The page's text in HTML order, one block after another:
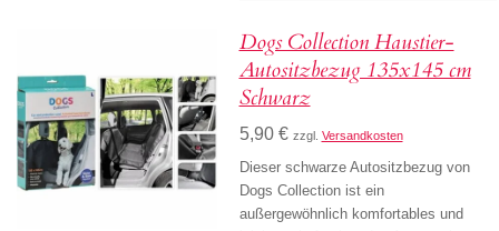
Dogs Collection Haustier-
Autositzbezug 135x145 cm
Schwarz
5,90 € zzgl. Versandkosten
Dieser schwarze Autositzbezug von
Dogs Collection ist ein
außergewöhnlich komfortables und